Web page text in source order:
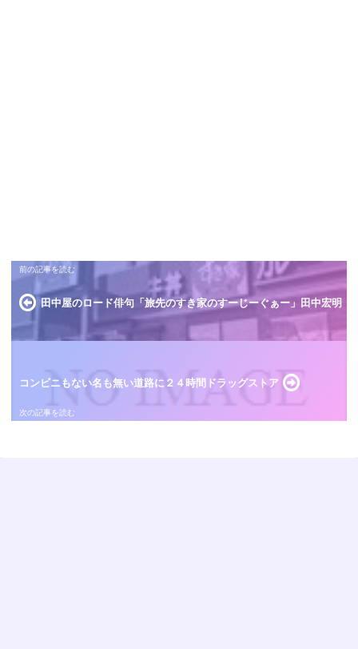
田中屋のロード俳句「旅先のすき家のすーじーぐぁー」田中宏明
コンビニもない名も無い道路に２４時間ドラッグストア